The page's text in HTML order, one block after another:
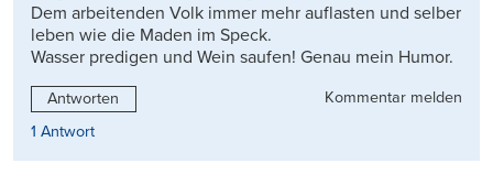
Dem arbeitenden Volk immer mehr auflasten und selber
leben wie die Maden im Speck.
Wasser predigen und Wein saufen! Genau mein Humor.
Antworten
Kommentar melden
1 Antwort